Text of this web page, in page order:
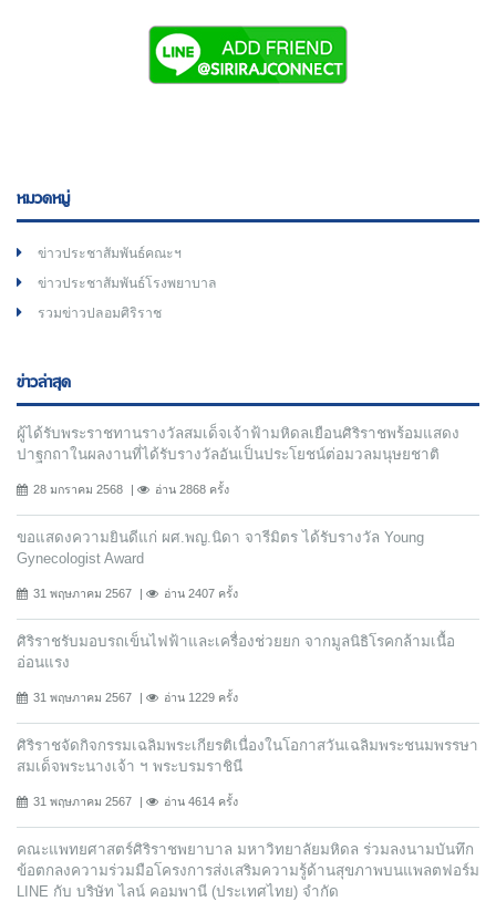
หมวดหมู่
ข่าวประชาสัมพันธ์คณะฯ
ข่าวประชาสัมพันธ์โรงพยาบาล
รวมข่าวปลอมศิริราช
ข่าวล่าสุด
ผู้ได้รับพระราชทานรางวัลสมเด็จเจ้าฟ้ามหิดลเยือนศิริราชพร้อมแสดง
ปาฐกถาในผลงานที่ได้รับรางวัลอันเป็นประโยชน์ต่อมวลมนุษยชาติ
28 มกราคม 2568 อ่าน 2868 ครั้ง
ขอแสดงความยินดีแก่ ผศ.พญ.นิดา จารีมิตร ได้รับรางวัล Young
Gynecologist Award
31 พฤษภาคม 2567 อ่าน 2407 ครั้ง
ศิริราชรับมอบรถเข็นไฟฟ้าและเครื่องช่วยยก จากมูลนิธิโรคกล้ามเนื้อ
อ่อนแรง
31 พฤษภาคม 2567 อ่าน 1229 ครั้ง
ศิริราชจัดกิจกรรมเฉลิมพระเกียรติเนื่องในโอกาสวันเฉลิมพระชนมพรรษา
สมเด็จพระนางเจ้า ฯ พระบรมราชินี
31 พฤษภาคม 2567 อ่าน 4614 ครั้ง
คณะแพทยศาสตร์ศิริราชพยาบาล มหาวิทยาลัยมหิดล ร่วมลงนามบันทึก
ข้อตกลงความร่วมมือโครงการส่งเสริมความรู้ด้านสุขภาพบนแพลตฟอร์ม
LINE กับ บริษัท ไลน์ คอมพานี (ประเทศไทย) จํากัด